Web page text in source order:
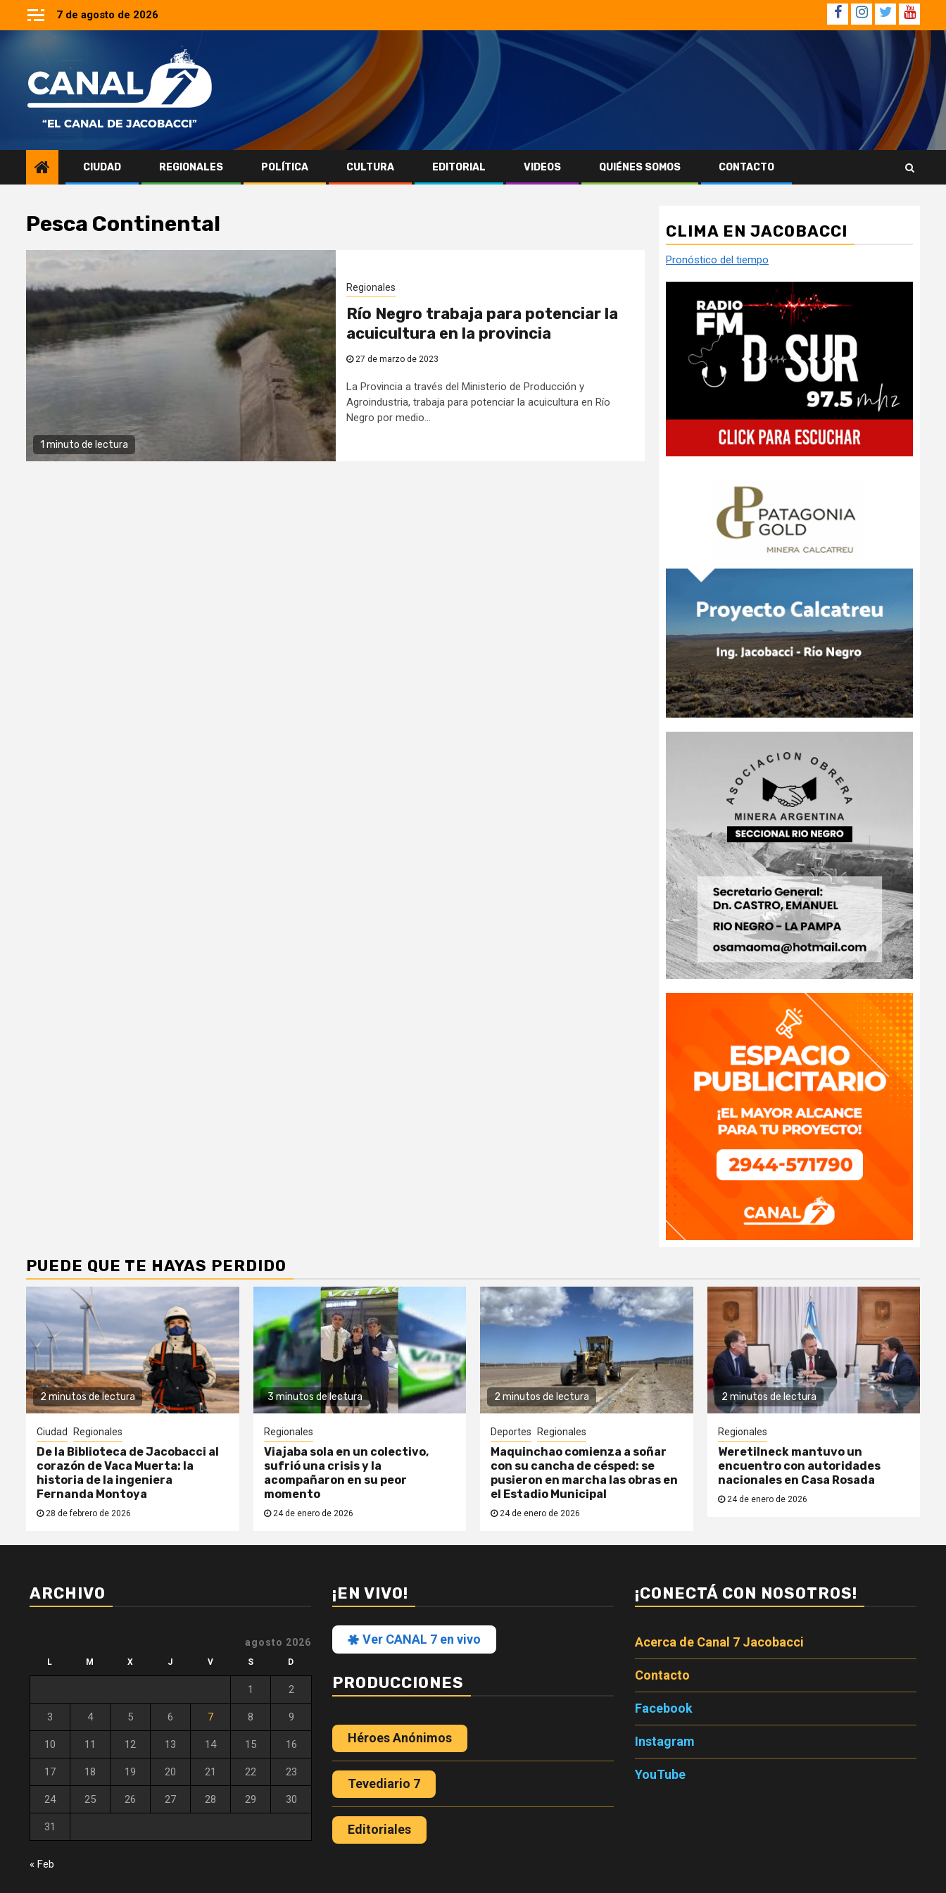
7 de agosto de 2026 Facebook
Instagram
Twitter
CIUDAD REGIONALES POLÍTICA CULTURA EDITORIAL VIDEOS QUIÉNES SOMOS CONTACTO
Pesca Continental
1 minuto de lectura
Regionales
Río Negro trabaja para potenciar la
acuicultura en la provincia
27 de marzo de 2023
La Provincia a través del Ministerio de Producción y
Agroindustria, trabaja para potenciar la acuicultura en Río
Negro por medio...
CLIMA EN JACOBACCI
Pronóstico del tiempo
PUEDE QUE TE HAYAS PERDIDO
2 minutos de lectura
Ciudad Regionales
De la Biblioteca de Jacobacci al
corazón de Vaca Muerta: la
historia de la ingeniera
Fernanda Montoya
28 de febrero de 2026
3 minutos de lectura
Regionales
Viajaba sola en un colectivo,
sufrió una crisis y la
acompañaron en su peor
momento
24 de enero de 2026
2 minutos de lectura
Deportes Regionales
Maquinchao comienza a soñar
con su cancha de césped: se
pusieron en marcha las obras en
el Estadio Municipal
24 de enero de 2026
2 minutos de lectura
Regionales
Weretilneck mantuvo un
encuentro con autoridades
nacionales en Casa Rosada
24 de enero de 2026
ARCHIVO
agosto 2026
L M X J V S D
1 2
3 4 5 6 7 8 9
10 11 12 13 14 15 16
17 18 19 20 21 22 23
24 25 26 27 28 29 30
31
« Feb
¡EN VIVO!
Ver CANAL 7 en vivo
PRODUCCIONES
Héroes Anónimos
Tevediario 7
Editoriales
¡CONECTÁ CON NOSOTROS!
Acerca de Canal 7 Jacobacci
Contacto
Facebook
Instagram
YouTube